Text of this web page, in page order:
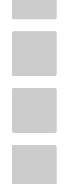
UMKM
OTOMOTIF